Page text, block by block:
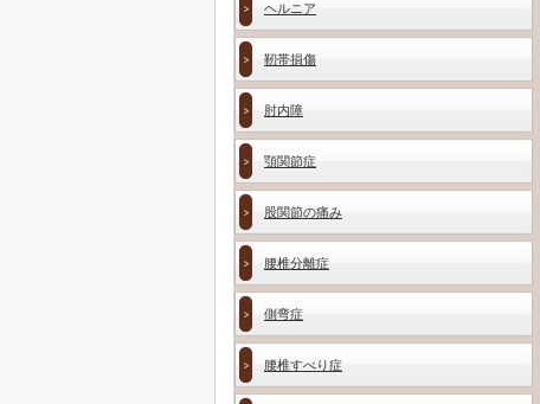
ヘルニア
靭帯損傷
肘内障
顎関節症
股関節の痛み
腰椎分離症
側弯症
腰椎すべり症